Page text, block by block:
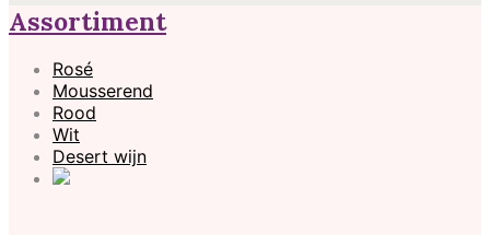
Assortiment
Rosé
Mousserend
Rood
Wit
Desert wijn